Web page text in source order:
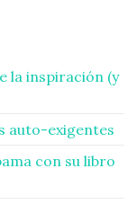
la inspiración (y
auto-exigentes
con su libro